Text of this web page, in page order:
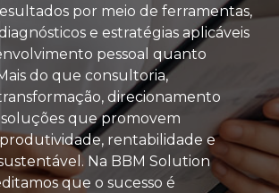
por meio de ferramentas,
e estratégias aplicáveis
pessoal quanto
do que consultoria,
direcionamento
que promovem
rentabilidade e
Na BBM Solution
que o sucesso é